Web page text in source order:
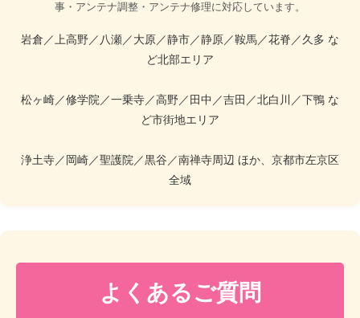
事・アンテナ調整・アンテナ修理に対応しています。
岩倉／上高野／八瀬／大原／静市／静原／鞍馬／花脊／久多 な
ど北部エリア
松ヶ崎／修学院／一乗寺／高野／田中／吉田／北白川／下鴨 な
ど市街地エリア
浄土寺／岡崎／聖護院／黒谷／南禅寺周辺 ほか、京都市左京区
全域
よくあるご質問